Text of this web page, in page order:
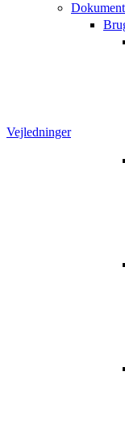
Vejledninger